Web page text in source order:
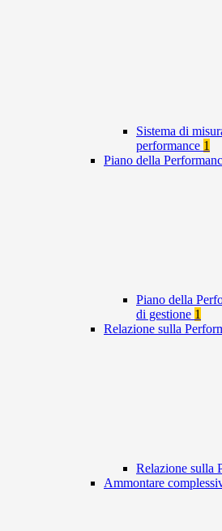
Sistema di
performance 1
Piano della
Piano della
di gestione 1
Relazione sulla
Relazione sulla
Ammontare